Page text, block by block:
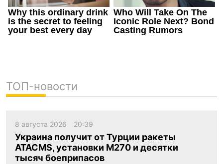
ТОП-новости
8 августа 2026 20:39
Украина получит от Турции ракеты
ATACMS, установки M270 и десятки
тысяч боеприпасов